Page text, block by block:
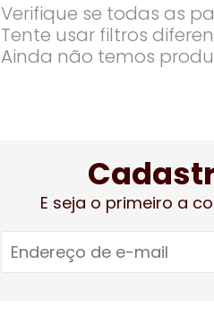
Verifique se todas as
Tente usar filtros
Ainda não temos
E seja o primeiro a